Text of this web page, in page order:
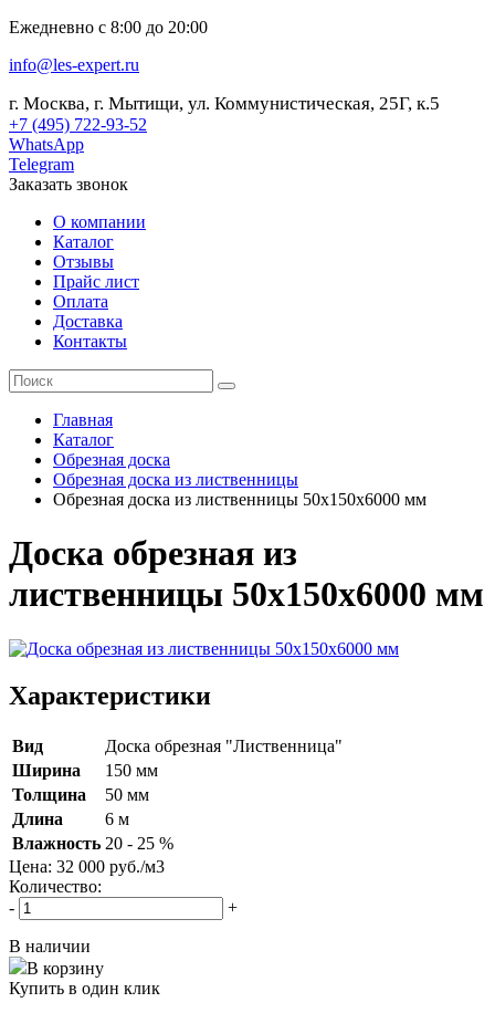
Ежедневно с 8:00 до 20:00
info@les-expert.ru
г. Москва, г. Мытищи, ул. Коммунистическая, 25Г, к.5
+7 (495) 722-93-52
WhatsApp
Telegram
Заказать звонок
О компании
Каталог
Отзывы
Прайс лист
Оплата
Доставка
Контакты
Главная
Каталог
Обрезная доска
Обрезная доска из лиственницы
Обрезная доска из лиственницы 50х150х6000 мм
Доска обрезная из
лиственницы 50х150х6000 мм
Характеристики
Вид
Доска обрезная "Лиственница"
Ширина
150 мм
Толщина
50 мм
Длина
6 м
Влажность 20 - 25 %
Цена: 32 000 руб./м3
Количество:
-
+
В наличии
В корзину
Купить в один клик